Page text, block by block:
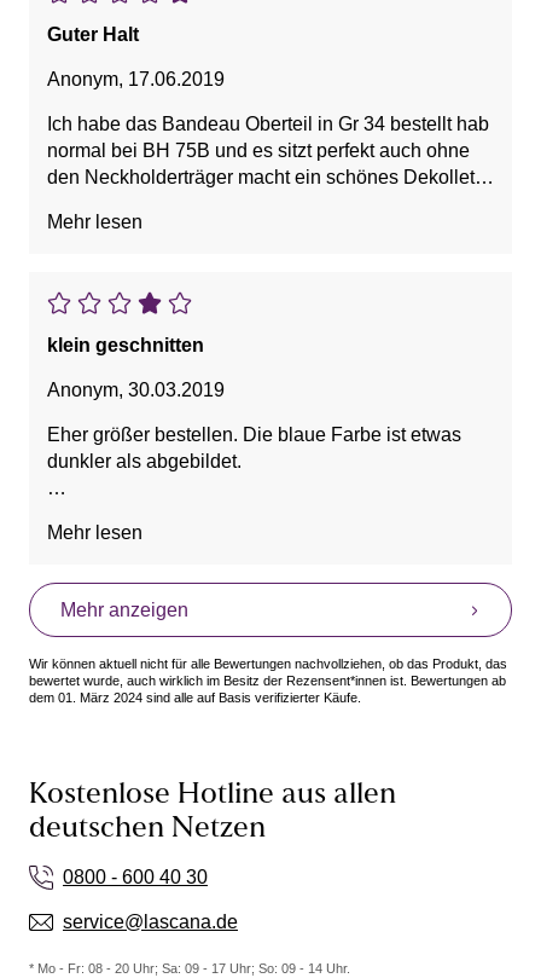
Guter Halt
Anonym, 17.06.2019
Ich habe das Bandeau Oberteil in Gr 34 bestellt hab
normal bei BH 75B und es sitzt perfekt auch ohne
den Neckholderträger macht ein schönes Dekolleté
Mehr lesen
klein geschnitten
Anonym, 30.03.2019
Eher größer bestellen. Die blaue Farbe ist etwas
dunkler als abgebildet.
Nachteile: klein geschnitten
Mehr lesen
Mehr anzeigen
Wir können aktuell nicht für alle Bewertungen nachvollziehen, ob das Produkt, das
bewertet wurde, auch wirklich im Besitz der Rezensent*innen ist. Bewertungen ab
dem 01. März 2024 sind alle auf Basis verifizierter Käufe.
Kostenlose Hotline aus allen
deutschen Netzen
0800 - 600 40 30
service@lascana.de
* Mo - Fr: 08 - 20 Uhr; Sa: 09 - 17 Uhr; So: 09 - 14 Uhr.